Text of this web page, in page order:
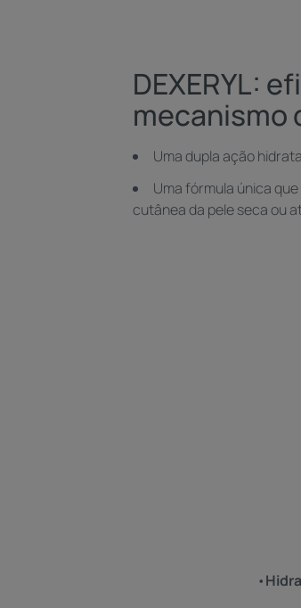
DEXERYL:
mecanismo
Uma dupla ação
Uma fórmula única
cutânea da pele seca ou
•